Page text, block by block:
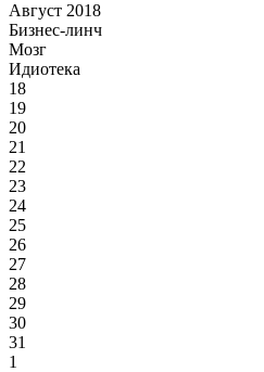
Август 2018
Бизнес-линч
Мозг
Идиотека
18
19
20
21
22
23
24
25
26
27
28
29
30
31
1